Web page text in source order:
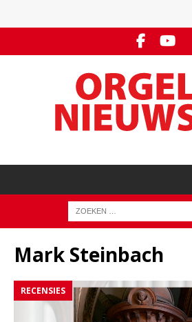
Mark Steinbach
RECENSIES